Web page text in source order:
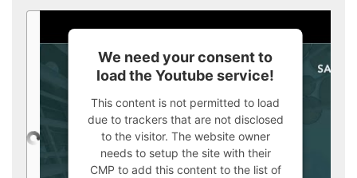
We need your consent to
load the Youtube service!
This content is not permitted to load
due to trackers that are not disclosed
to the visitor. The website owner
needs to setup the site with their
CMP to add this content to the list of